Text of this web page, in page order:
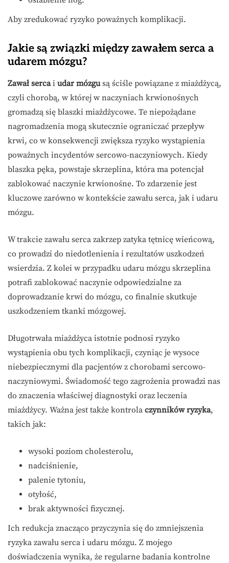
Aby zredukować ryzyko poważnych komplikacji.
Jakie są związki między zawałem serca a
udarem mózgu?
Zawał sercai udar mózgusą ściśle powiązane z miażdżycą,
czyli chorobą, w której w naczyniach krwionośnych
gromadzą się blaszki miażdżycowe. Te niepożądane
nagromadzenia mogą skutecznie ograniczać przepływ
krwi, co w konsekwencji zwiększa ryzyko wystąpienia
poważnych incydentów sercowo-naczyniowych. Kiedy
blaszka pęka, powstaje skrzeplina, która ma potencjał
zablokować naczynie krwionośne. To zdarzenie jest
kluczowe zarówno w kontekście zawału serca, jak i udaru
mózgu.
W trakcie zawału serca zakrzep zatyka tętnicę wieńcową,
co prowadzi do niedotlenienia i rezultatów uszkodzeń
wsierdzia. Z kolei w przypadku udaru mózgu skrzeplina
potrafi zablokować naczynie odpowiedzialne za
doprowadzanie krwi do mózgu, co finalnie skutkuje
uszkodzeniem tkanki mózgowej.
Długotrwała miażdżyca istotnie podnosi ryzyko
wystąpienia obu tych komplikacji, czyniąc je wysoce
niebezpiecznymi dla pacjentów z chorobami sercowo-
naczyniowymi. Świadomość tego zagrożenia prowadzi nas
do znaczenia właściwej diagnostyki oraz leczenia
miażdżycy. Ważna jest także kontrola czynników ryzyka,
takich jak:
wysoki poziom cholesterolu,
nadciśnienie,
palenie tytoniu,
otyłość,
brak aktywności fizycznej.
Ich redukcja znacząco przyczynia się do zmniejszenia
ryzyka zawału serca i udaru mózgu. Z mojego
doświadczenia wynika, że regularne badania kontrolne